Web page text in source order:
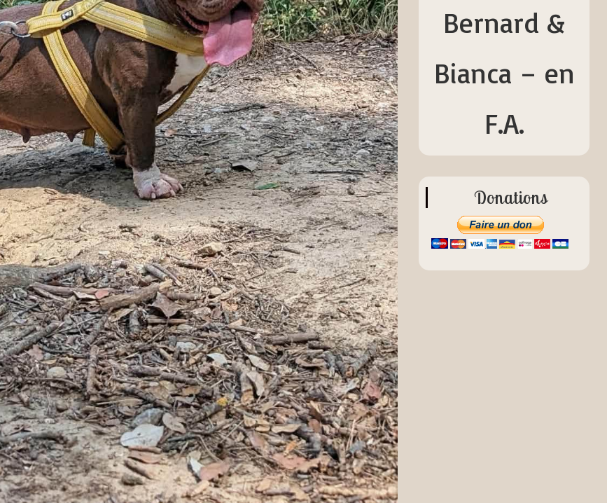
Bernard &
Bianca – en
F.A.
Donations